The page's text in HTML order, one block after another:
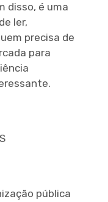
disso, é uma
ler,
precisa de
para
pública